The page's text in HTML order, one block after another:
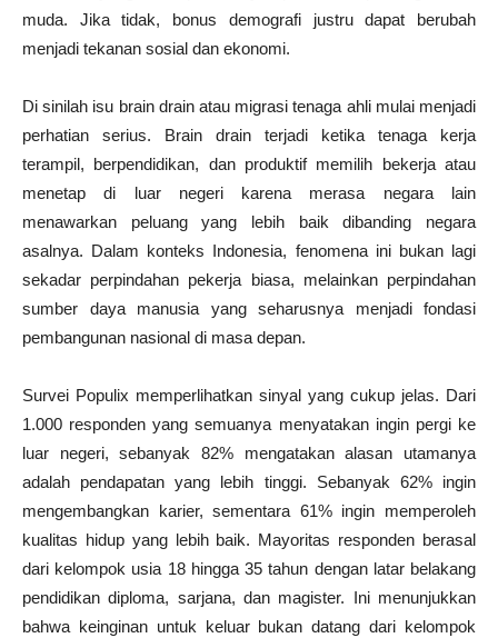
muda. Jika tidak, bonus demografi justru dapat berubah
menjadi tekanan sosial dan ekonomi.
Di sinilah isu brain drain atau migrasi tenaga ahli mulai menjadi
perhatian serius. Brain drain terjadi ketika tenaga kerja
terampil, berpendidikan, dan produktif memilih bekerja atau
menetap di luar negeri karena merasa negara lain
menawarkan peluang yang lebih baik dibanding negara
asalnya. Dalam konteks Indonesia, fenomena ini bukan lagi
sekadar perpindahan pekerja biasa, melainkan perpindahan
sumber daya manusia yang seharusnya menjadi fondasi
pembangunan nasional di masa depan.
Survei Populix memperlihatkan sinyal yang cukup jelas. Dari
1.000 responden yang semuanya menyatakan ingin pergi ke
luar negeri, sebanyak 82% mengatakan alasan utamanya
adalah pendapatan yang lebih tinggi. Sebanyak 62% ingin
mengembangkan karier, sementara 61% ingin memperoleh
kualitas hidup yang lebih baik. Mayoritas responden berasal
dari kelompok usia 18 hingga 35 tahun dengan latar belakang
pendidikan diploma, sarjana, dan magister. Ini menunjukkan
bahwa keinginan untuk keluar bukan datang dari kelompok